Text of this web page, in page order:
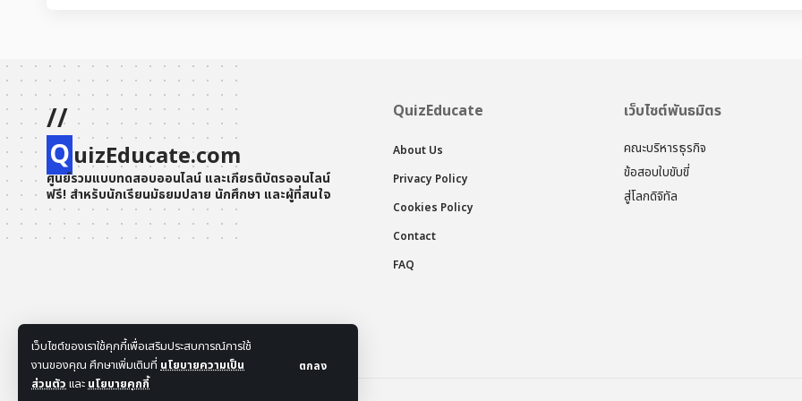
เว็บไซต์ของเราใช้คุกกี้เพื่อเสริมประสบการณ์การใช้
งานของคุณ ศึกษาเพิ่มเติมที่ นโยบายความเป็น
ส่วนตัวและนโยบายคุกกี้
ตกลง
//
QuizEducate.com
ศูนย์รวมแบบทดสอบออนไลน์ และเกียรติบัตรออนไลน์
ฟรี! สำหรับนักเรียนมัธยมปลาย นักศึกษา และผู้ที่สนใจ
QuizEducate
About Us
Privacy Policy
Cookies Policy
Contact
FAQ
เว็บไซต์พันธมิตร
คณะบริหารธุรกิจ
ข้อสอบใบขับขี่
สู่โลกดิจิทัล